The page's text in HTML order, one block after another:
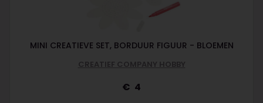
MINI CREATIEVE SET, BORDUUR FIGUUR - BLOEMEN
CREATIEF COMPANY HOBBY
4